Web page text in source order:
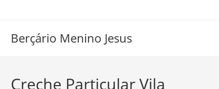
conteúdo
Berçário Menino Jesus
Creche Particular Vila